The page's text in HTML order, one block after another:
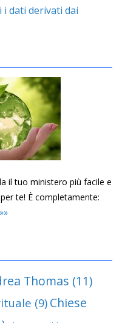
dati derivati dai
il tuo ministero più facile e
te! È completamente:
»»
Thomas (11)
(9) Chiese